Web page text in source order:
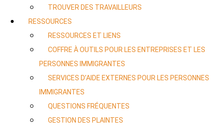
TROUVER DES TRAVAILLEURS
RESSOURCES
RESSOURCES ET LIENS
COFFRE À OUTILS POUR LES ENTREPRISES ET LES
PERSONNES IMMIGRANTES
SERVICES D’AIDE EXTERNES POUR LES PERSONNES
IMMIGRANTES
QUESTIONS FRÉQUENTES
GESTION DES PLAINTES